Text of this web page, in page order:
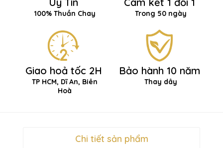
100% Thuần Chay Trong 50 ngày
Giao hoả tốc 2H
TP HCM, Dĩ An, Biên
Hoà
Bảo hành 10 năm
Thay dây
Chi tiết sản phẩm